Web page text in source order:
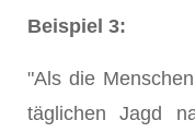
Beispiel 3:
"Als die
täglichen Jagd